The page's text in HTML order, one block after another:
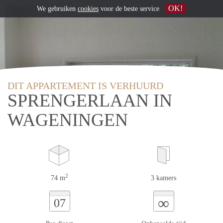
DIT APPARTEMENT IS VERHUURD
SPRENGERLAAN IN
WAGENINGEN
74 m2 3 kamers
07 ∞
We gebruiken cookies voor de beste service OK!